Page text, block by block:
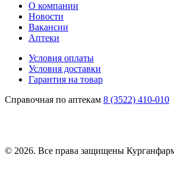
О компании
Новости
Вакансии
Аптеки
Условия оплаты
Условия доставки
Гарантия на товар
Справочная по аптекам 8 (3522) 410-010
© 2026. Все права защищены